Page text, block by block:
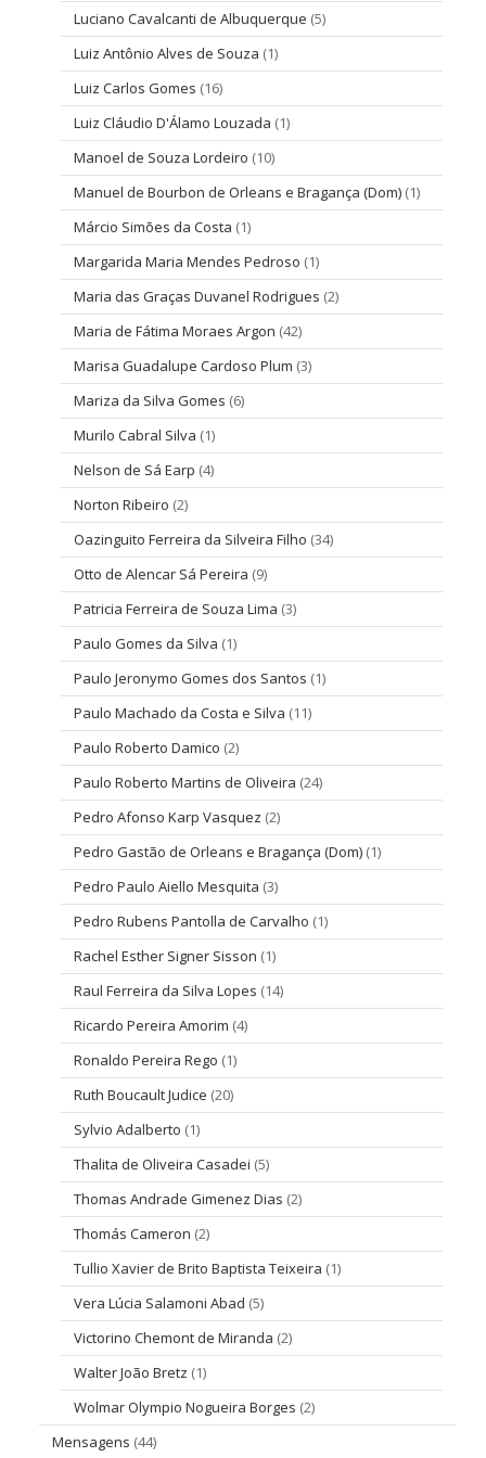
Luciano Cavalcanti de Albuquerque (5)
Luiz Antônio Alves de Souza (1)
Luiz Carlos Gomes (16)
Luiz Cláudio D'Álamo Louzada (1)
Manoel de Souza Lordeiro (10)
Manuel de Bourbon de Orleans e Bragança (Dom) (1)
Márcio Simões da Costa (1)
Margarida Maria Mendes Pedroso (1)
Maria das Graças Duvanel Rodrigues (2)
Maria de Fátima Moraes Argon (42)
Marisa Guadalupe Cardoso Plum (3)
Mariza da Silva Gomes (6)
Murilo Cabral Silva (1)
Nelson de Sá Earp (4)
Norton Ribeiro (2)
Oazinguito Ferreira da Silveira Filho (34)
Otto de Alencar Sá Pereira (9)
Patricia Ferreira de Souza Lima (3)
Paulo Gomes da Silva (1)
Paulo Jeronymo Gomes dos Santos (1)
Paulo Machado da Costa e Silva (11)
Paulo Roberto Damico (2)
Paulo Roberto Martins de Oliveira (24)
Pedro Afonso Karp Vasquez (2)
Pedro Gastão de Orleans e Bragança (Dom) (1)
Pedro Paulo Aiello Mesquita (3)
Pedro Rubens Pantolla de Carvalho (1)
Rachel Esther Signer Sisson (1)
Raul Ferreira da Silva Lopes (14)
Ricardo Pereira Amorim (4)
Ronaldo Pereira Rego (1)
Ruth Boucault Judice (20)
Sylvio Adalberto (1)
Thalita de Oliveira Casadei (5)
Thomas Andrade Gimenez Dias (2)
Thomás Cameron (2)
Tullio Xavier de Brito Baptista Teixeira (1)
Vera Lúcia Salamoni Abad (5)
Victorino Chemont de Miranda (2)
Walter João Bretz (1)
Wolmar Olympio Nogueira Borges (2)
Mensagens (44)